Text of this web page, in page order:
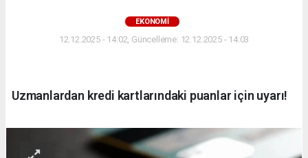
EKONOMİ
12.12.2025 - 14:02, Güncelleme: 12.12.2025 - 14:03
Uzmanlardan kredi kartlarındaki puanlar için uyarı!